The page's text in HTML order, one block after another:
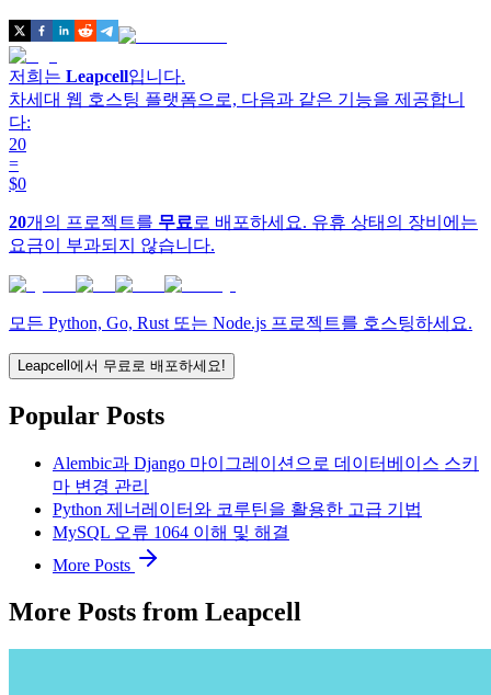
저희는 Leapcell입니다.
차세대 웹 호스팅 플랫폼으로, 다음과 같은 기능을 제공합니
다:
20
=
$0
20개의 프로젝트를 무료 로 배포하세요. 유휴 상태의 장비에는
요금이 부과되지 않습니다.
모든 Python, Go, Rust 또는 Node.js 프로젝트를 호스팅하세요.
Leapcell에서 무료로 배포하세요!
Popular Posts
Alembic과 Django 마이그레이션으로 데이터베이스 스키
마 변경 관리
Python 제너레이터와 코루틴을 활용한 고급 기법
MySQL 오류 1064 이해 및 해결
More Posts
More Posts from Leapcell